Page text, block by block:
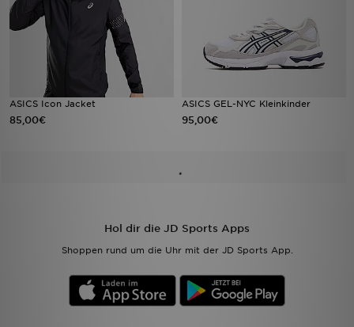
ASICS Icon Jacket
85,00€
ASICS GEL-NYC Kleinkinder
95,00€
Hol dir die JD Sports Apps
Shoppen rund um die Uhr mit der JD Sports App.